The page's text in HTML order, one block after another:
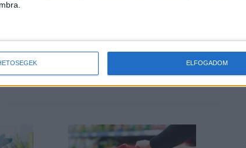
ELFOGADOM
Újabb kódolatlan csatornák